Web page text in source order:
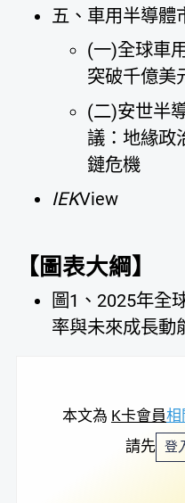
五、車用半導體
(一)全球車
突破千億美
(二)安世半
議：地緣政
鏈危機
IEKView
【圖表大綱】
圖1、2025年全
率與未來成長動
本文為 K卡會員相
請先 登